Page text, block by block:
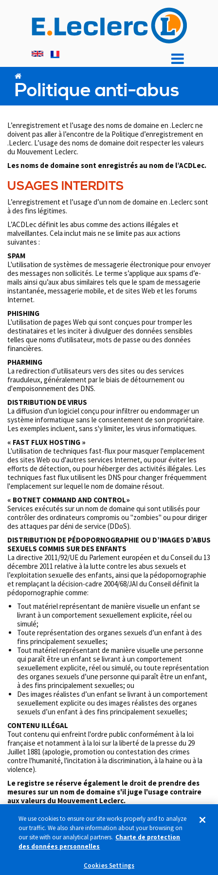
Politique anti-abus
L’enregistrement et l’usage des noms de domaine en .Leclerc ne
doivent pas aller à l’encontre de la Politique d’enregistrement en
.Leclerc. L’usage des noms de domaine doit respecter les valeurs
du Mouvement Leclerc.
Les noms de domaine sont enregistrés au nom de l’ACDLec.
USAGES INTERDITS
L’enregistrement et l’usage d’un nom de domaine en .Leclerc sont
à des fins légitimes.
L’ACDLec définit les abus comme des actions illégales et
malveillantes. Cela inclut mais ne se limite pas aux actions
suivantes :
SPAM
L'utilisation de systèmes de messagerie électronique pour envoyer
des messages non sollicités. Le terme s’applique aux spams d’e-
mails ainsi qu’aux abus similaires tels que le spam de messagerie
instantanée, messagerie mobile, et de sites Web et les forums
Internet.
PHISHING
L'utilisation de pages Web qui sont conçues pour tromper les
destinataires et les inciter à divulguer des données sensibles
telles que noms d'utilisateur, mots de passe ou des données
financières.
PHARMING
La redirection d’utilisateurs vers des sites ou des services
frauduleux, généralement par le biais de détournement ou
d'empoisonnement des DNS.
DISTRIBUTION DE VIRUS
La diffusion d'un logiciel conçu pour infiltrer ou endommager un
système informatique sans le consentement de son propriétaire.
Les exemples incluent, sans s'y limiter, les virus informatiques.
« FAST FLUX HOSTING »
L'utilisation de techniques fast-flux pour masquer l'emplacement
des sites Web ou d'autres services Internet, ou pour éviter les
efforts de détection, ou pour héberger des activités illégales. Les
techniques fast flux utilisent les DNS pour changer fréquemment
l'emplacement sur lequel le nom de domaine résout.
« BOTNET COMMAND AND CONTROL»
Services exécutés sur un nom de domaine qui sont utilisés pour
contrôler des ordinateurs compromis ou "zombies" ou pour diriger
des attaques par déni de service (DDoS).
DISTRIBUTION DE PÉDOPORNOGRAPHIE OU D’IMAGES D’ABUS
SEXUELS COMMIS SUR DES ENFANTS
La directive 2011/92/UE du Parlement européen et du Conseil du 13
décembre 2011 relative à la lutte contre les abus sexuels et
l’exploitation sexuelle des enfants, ainsi que la pédopornographie
et remplaçant la décision-cadre 2004/68/JAI du Conseil définit la
pédopornographie comme:
Tout matériel représentant de manière visuelle un enfant se
livrant à un comportement sexuellement explicite, réel ou
simulé;
Toute représentation des organes sexuels d’un enfant à des
fins principalement sexuelles;
Tout matériel représentant de manière visuelle une personne
qui paraît être un enfant se livrant à un comportement
sexuellement explicite, réel ou simulé, ou toute représentation
des organes sexuels d’une personne qui paraît être un enfant,
à des fins principalement sexuelles; ou
Des images réalistes d’un enfant se livrant à un comportement
sexuellement explicite ou des images réalistes des organes
sexuels d’un enfant à des fins principalement sexuelles;
CONTENU ILLÉGAL
Tout contenu qui enfreint l'ordre public conformément à la loi
française et notamment à la loi sur la liberté de la presse du 29
Juillet 1881 (apologie, promotion ou contestation des crimes
contre l'humanité, l'incitation à la discrimination, à la haine ou à la
violence).
Le registre se réserve également le droit de prendre des
mesures sur un nom de domaine s'il juge l'usage contraire
aux valeurs du Mouvement Leclerc.
Plan du site
Abuse Point of contact
Charte de protection des données personnelles
We use cookies to ensure our site works properly and to analyze
our traffic. We also share information about your browsing on
our site with our analytical partners. Charte de protection
des données personnelles
Cookies Settings